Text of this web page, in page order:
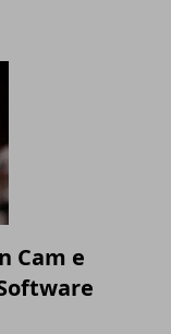
Cam e